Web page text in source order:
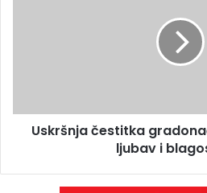
Uskršnja čestitka
ljubav i